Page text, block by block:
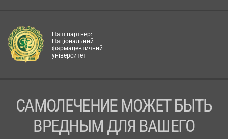
Наш партнер:
Національний
фармацевтичний
університет
САМОЛЕЧЕНИЕ МОЖЕТ БЫТЬ
ВРЕДНЫМ ДЛЯ ВАШЕГО